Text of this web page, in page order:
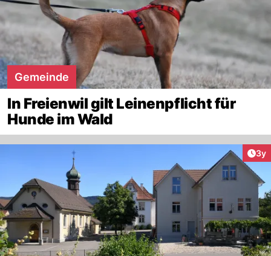
Gemeinde
In Freienwil gilt Leinenpflicht für
Hunde im Wald
3y